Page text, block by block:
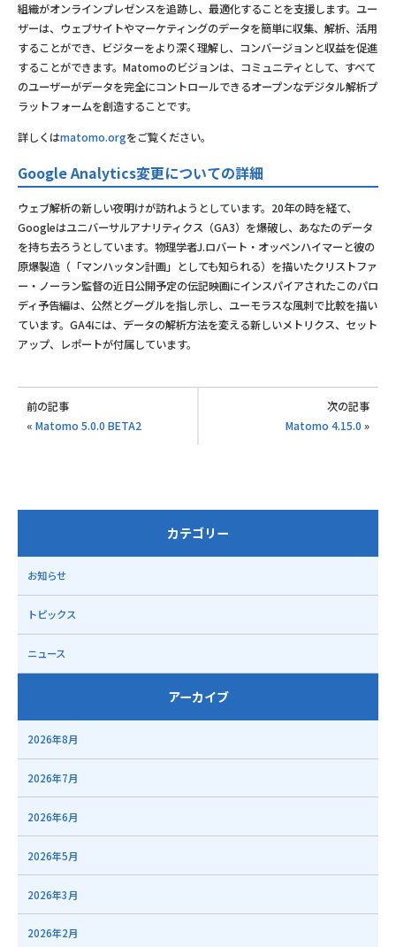
組織がオンラインプレゼンスを追跡し、最適化することを支援します。ユー
ザーは、ウェブサイトやマーケティングのデータを簡単に収集、解析、活用
することができ、ビジターをより深く理解し、コンバージョンと収益を促進
することができます。Matomoのビジョンは、コミュニティとして、すべて
のユーザーがデータを完全にコントロールできるオープンなデジタル解析プ
ラットフォームを創造することです。
詳しくはmatomo.orgをご覧ください。
Google Analytics変更についての詳細
ウェブ解析の新しい夜明けが訪れようとしています。20年の時を経て、
Googleはユニバーサルアナリティクス（GA3）を爆破し、あなたのデータ
を持ち去ろうとしています。物理学者J.ロバート・オッペンハイマーと彼の
原爆製造（「マンハッタン計画」としても知られる）を描いたクリストファ
ー・ノーラン監督の近日公開予定の伝記映画にインスパイアされたこのパロ
ディ予告編は、公然とグーグルを指し示し、ユーモラスな風刺で比較を描い
ています。GA4には、データの解析方法を変える新しいメトリクス、セット
アップ、レポートが付属しています。
前の記事
« Matomo 5.0.0 BETA2
次の記事
Matomo 4.15.0 »
カテゴリー
お知らせ
トピックス
ニュース
アーカイブ
2026年8月
2026年7月
2026年6月
2026年5月
2026年3月
2026年2月